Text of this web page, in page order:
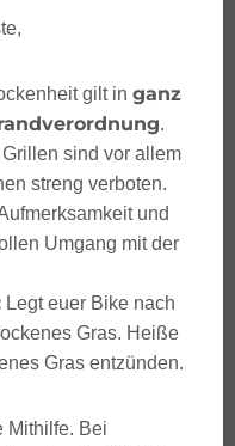
gilt in ganz
sind vor allem
streng verboten.
und
Umgang mit der
Legt euer Bike nach
Gras. Heiße
Gras entzünden.
Mithilfe. Bei